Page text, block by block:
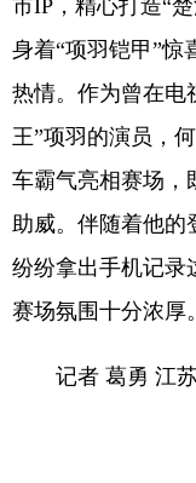
市IP，精心打造“
身着“项羽铠甲”惊
热情。作为曾在电
王”项羽的演员，
车霸气亮相赛场，
助威。伴随着他的
纷纷拿出手机记录
赛场氛围十分浓厚。
记者 葛勇 江苏